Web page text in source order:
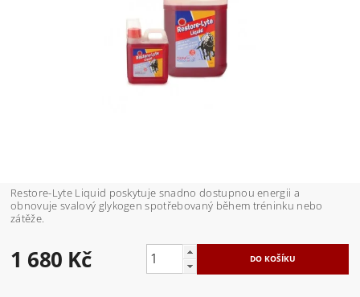
Restore-Lyte Liquid poskytuje snadno dostupnou energii a
obnovuje svalový glykogen spotřebovaný během tréninku nebo
zátěže.
1 680 Kč